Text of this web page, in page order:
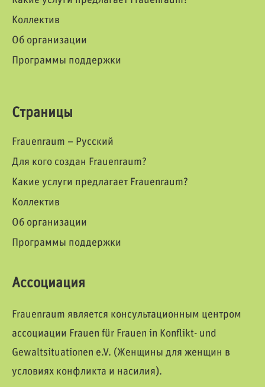
Коллектив
Об организации
Программы поддержки
Страницы
Frauenraum – Русский
Для кого создан Frauenraum?
Какие услуги предлагает Frauenraum?
Коллектив
Об организации
Программы поддержки
Ассоциация
Frauenraum является консультационным центром
ассоциации Frauen für Frauen in Konflikt- und
Gewaltsituationen e.V. (Женщины для женщин в
условиях конфликта и насилия).